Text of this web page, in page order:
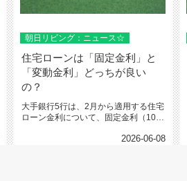
朝日リビング：ニュース☆
住宅ローンは「固定金利」と
「変動金利」どっちが良い
の？
大手銀行5行は、2月から適用する住宅
ローン金利について、固定金利（10年
2026-06-08